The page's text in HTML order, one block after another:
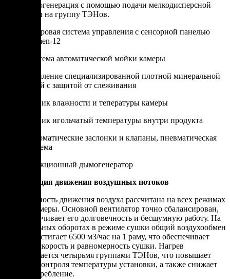
Парогенерация с помощью подачи мелкодисперсной
воды на группу ТЭНов.
Цифровая система управления с сенсорной панелью
Varmen-12
Система автоматической мойки камеры
Утепление специализированной плотной минеральной
ватой с защитой от слеживания
Датчик влажности и тепературы камеры
Датчик игольчатый температуры внутри продукта
Автоматические заслонки и клапаны, пневматическая
система
Фрикционный дымогенератор
Организация движения воздушных потоков
Равномерность движения воздуха рассчитана на всех режимах
работы камеры. Основной вентилятор точно сбалансирован,
что обеспечивает его долговечность и бесшумную работу. На
максимальных оборотах в режиме сушки общий воздухообмен
камеры достигает 6500 м3/час на 1 раму, что обеспечивает
высокую скорость и равномерность сушки. Нагрев
обеспечивается четырьмя группами ТЭНов, что повышает
точность контроля температуры установки, а также снижает
энергопотребление.